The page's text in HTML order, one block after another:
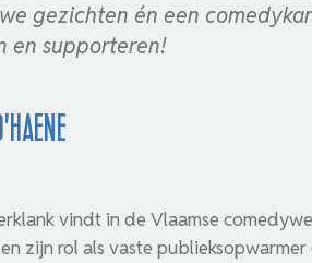
gezichten én een
en supporteren!
vindt in de Vlaamse
zijn rol als vaste